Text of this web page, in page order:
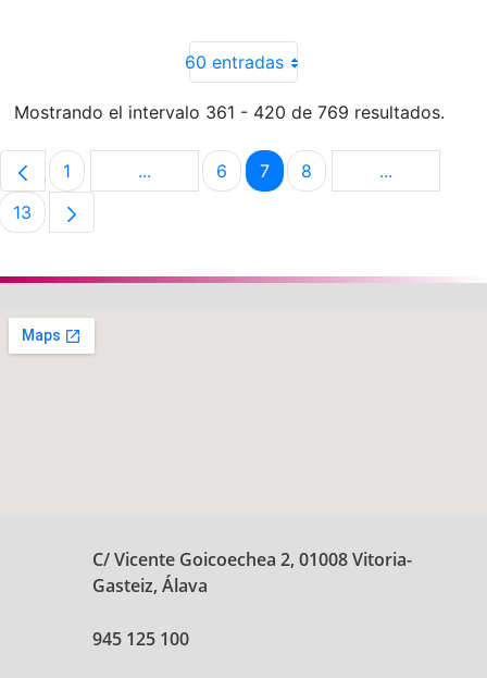
60 entradas
Mostrando el intervalo 361 - 420 de 769 resultados.
Página
1 ...Páginas intermedias Use TAB para
Página
6 Página
7 Página
8 ...Páginas
Página
13
C/ Vicente Goicoechea 2, 01008 Vitoria-
Gasteiz, Álava
945 125 100